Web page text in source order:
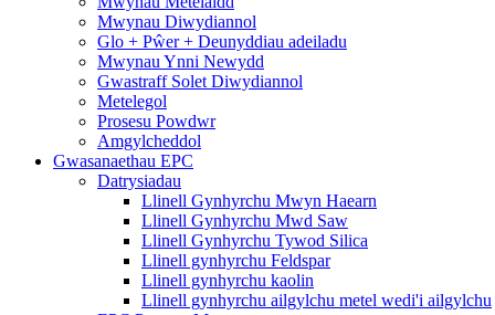
Mwynau Diwydiannol
Glo + Pŵer + Deunyddiau adeiladu
Mwynau Ynni Newydd
Gwastraff Solet Diwydiannol
Metelegol
Prosesu Powdwr
Amgylcheddol
Gwasanaethau EPC
Datrysiadau
Llinell Gynhyrchu Mwyn Haearn
Llinell Gynhyrchu Mwd Saw
Llinell Gynhyrchu Tywod Silica
Llinell gynhyrchu Feldspar
Llinell gynhyrchu kaolin
Llinell gynhyrchu ailgylchu metel wedi'i ailgylchu